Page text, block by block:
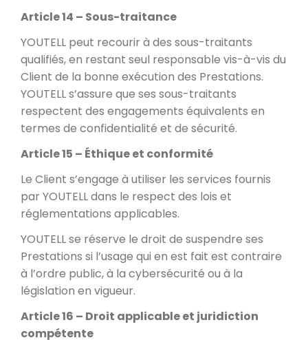
Article 14 – Sous-traitance
YOUTELL peut recourir à des sous-traitants
qualifiés, en restant seul responsable vis-à-vis du
Client de la bonne exécution des Prestations.
YOUTELL s’assure que ses sous-traitants
respectent des engagements équivalents en
termes de confidentialité et de sécurité.
Article 15 – Éthique et conformité
Le Client s’engage à utiliser les services fournis
par YOUTELL dans le respect des lois et
réglementations applicables.
YOUTELL se réserve le droit de suspendre ses
Prestations si l’usage qui en est fait est contraire
à l’ordre public, à la cybersécurité ou à la
législation en vigueur.
Article 16 – Droit applicable et juridiction
compétente